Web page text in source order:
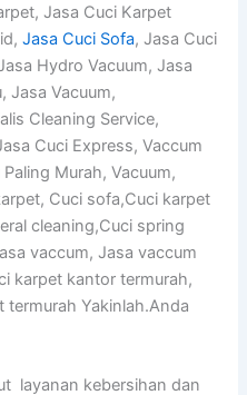
Jasa Cuci Karpet
Jasa Cuci Sofa, Jasa Cuci
Hydro Vacuum, Jasa
Jasa Vacuum,
Cleaning Service,
Cuci Express, Vaccum
Murah, Vacuum,
Cuci sofa,Cuci karpet
cleaning,Cuci spring
vaccum, Jasa vaccum
karpet kantor termurah,
termurah Yakinlah.Anda
layanan kebersihan dan